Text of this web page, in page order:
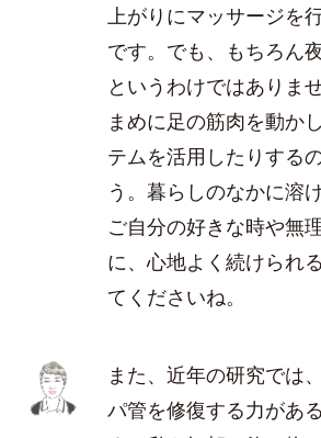
上がりにマッサージを
です。でも、もちろん
というわけではありま
まめに足の筋肉を動か
テムを活用したりする
う。暮らしのなかに溶
ご自分の好きな時や無
に、心地よく続けられ
てくださいね。
また、近年の研究では
パ管を修復する力があ